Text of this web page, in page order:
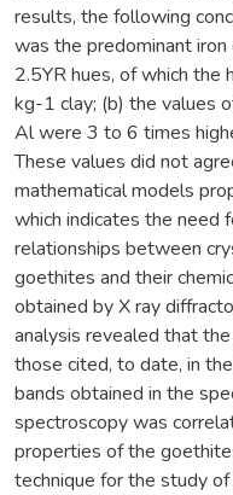
results, the following
was the predominant
2.5YR hues, of which
kg-1 clay; (b) the values
Al were 3 to 6 times
These values did not
mathematical models
which indicates the need
relationships between
goethites and their
obtained by X ray
analysis revealed that
those cited, to date, in
bands obtained in the
spectroscopy was
properties of the
technique for the study of